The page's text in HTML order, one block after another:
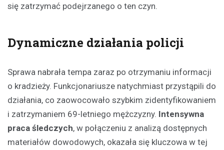
się zatrzymać podejrzanego o ten czyn.
Dynamiczne działania policji
Sprawa nabrała tempa zaraz po otrzymaniu informacji
o kradzieży. Funkcjonariusze natychmiast przystąpili do
działania, co zaowocowało szybkim zidentyfikowaniem
i zatrzymaniem 69-letniego mężczyzny. Intensywna
praca śledczych, w połączeniu z analizą dostępnych
materiałów dowodowych, okazała się kluczowa w tej